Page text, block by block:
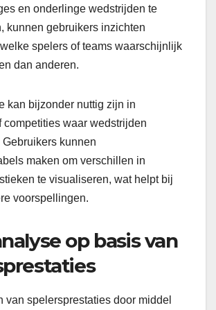
en onderlinge wedstrijden te
kunnen gebruikers inzichten
spelers of teams waarschijnlijk
dan anderen.
kan bijzonder nuttig zijn in
competities waar wedstrijden
kunnen
maken om verschillen in
te visualiseren, wat helpt bij
voorspellingen.
op basis van
van spelersprestaties door middel